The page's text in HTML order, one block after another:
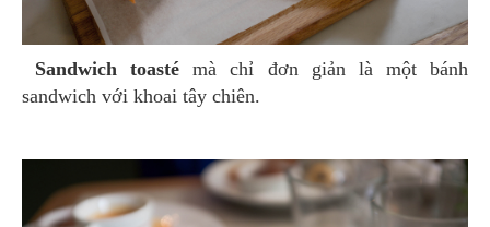
Sandwich toasté mà chỉ đơn giản là một bánh
sandwich với khoai tây chiên.